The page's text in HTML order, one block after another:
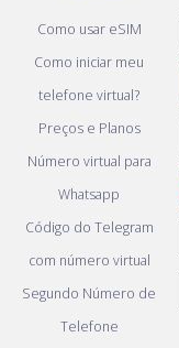
Como usar eSIM
Como iniciar meu
telefone virtual?
Preços e Planos
Número virtual para
Whatsapp
Código do Telegram
com número virtual
Segundo Número de
Telefone